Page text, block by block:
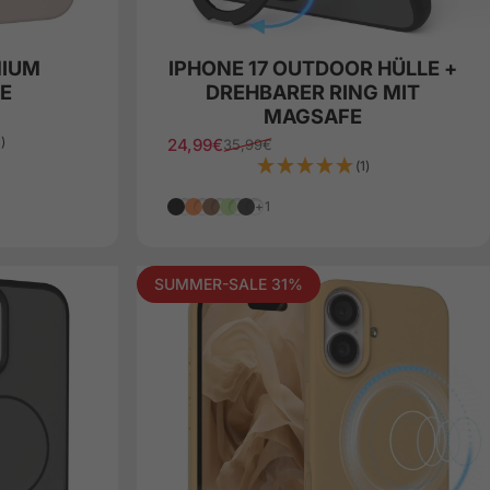
IPHONE 17 OUTDOOR HÜLLE +
DREHBARER RING MIT
MAGSAFE
Verkaufspreis
24,99€
Normaler Preis
35,99€
(1)
Schwarz
Orange
Braun
Grün
Grau
+1
SUMMER-SALE 31%